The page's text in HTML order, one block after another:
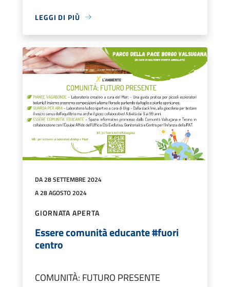
LEGGI DI PIÙ
DA 28 SETTEMBRE 2024
A 28 AGOSTO 2024
GIORNATA APERTA
Essere comunità educante #fuori
centro
COMUNITÀ: FUTURO PRESENTE